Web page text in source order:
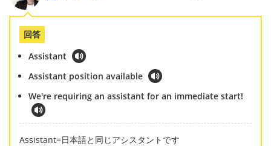
回答
Assistant
Assistant position available
We're requiring an assistant for an immediate start!
Assistant=日本語と同じアシスタントです